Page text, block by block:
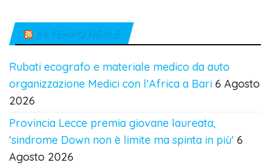
IN TEMPO REALE
Rubati ecografo e materiale medico da auto
organizzazione Medici con l'Africa a Bari 6 Agosto
2026
Provincia Lecce premia giovane laureata,
'sindrome Down non è limite ma spinta in più' 6
Agosto 2026